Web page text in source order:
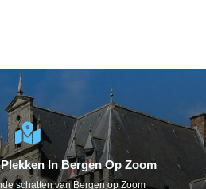
In Bergen Op Zoom
schatten van Bergen op Zoom